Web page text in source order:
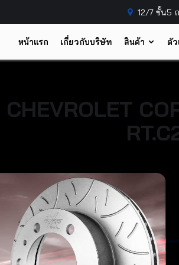
12/7 ชั้น5
หน้าแรก เกี่ยวกับบริษัท สินค้า ตั
CHEVROLET